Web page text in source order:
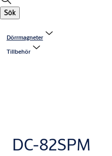
Sök
Dörrmagneter
Tillbehör
DC-82SPM